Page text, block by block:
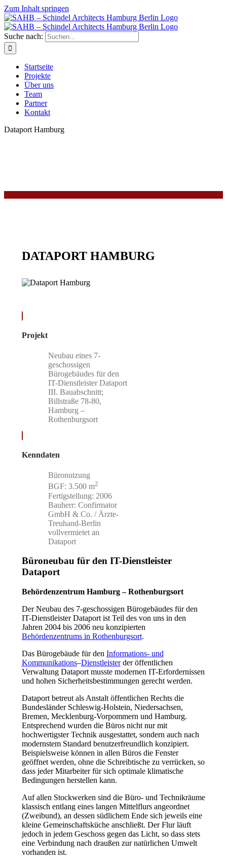
Zum Inhalt springen
Suche nach:
Startseite
Projekte
Über uns
Team
Partner
Kontakt
Dataport Hamburg
DATAPORT HAMBURG
Projekt
Neubau eines 7-
geschossigen
Bürogebäudes für den
IT-Dienstleister Dataport
III. Bauabschnitt;
Billstraße 78-80,
Hamburg –
Rothenburgsort
Kenndaten
Büronutzung
BGF: 3.500 m2
Fertigstellung: 2006
Bauherr: Confirmator
GmbH & Co. / Ärzte-
Treuhand-Berlin
vollvermietet an
Dataport
Büroneubau für den IT-Dienstleister
Dataport
Behördenzentrum Hamburg – Rothenburgsort
Der Neubau des 7-geschossigen Bürogebäudes für den
IT-Dienstleister Dataport ist Teil des von uns in den
Jahren 2004 bis 2006 neu konzipierten
Behördenzentrums in Rothenburgsort.
Das Bürogebäude für den Informations- und
Kommunikations–Dienstleisterder öffentlichen
Verwaltung Dataport musste modernen IT-Erfordernissen
und hohen Sicherheitsbestimmungen gerecht werden.
Dataport betreut als Anstalt öffentlichen Rechts die
Bundesländer Schleswig-Holstein, Niedersachsen,
Bremen, Mecklenburg-Vorpommern und Hamburg.
Entsprechend wurden die Büros nicht nur mit
hochwertigster Technik ausgestattet, sondern auch nach
modernstem Standard benutzerfreundlich konzipiert.
Beispielsweise können in allen Büros die Fenster
geöffnet werden, ohne die Schreibtische zu verrücken, so
dass jeder Mitarbeiter für sich optimale klimatische
Bedingungen herstellen kann.
Auf allen Stockwerken sind die Büro- und Technikräume
klassisch entlang eines langen Mittelflurs angeordnet
(Zweibund), an dessen südlichem Ende sich jeweils eine
kleine Gemeinschaftsküche anschließt. Der Flur läuft
jedoch in jedem Geschoss gegen das Licht, so dass stets
eine Verbindung nach draußen zur natürlichen Umwelt
vorhanden ist.